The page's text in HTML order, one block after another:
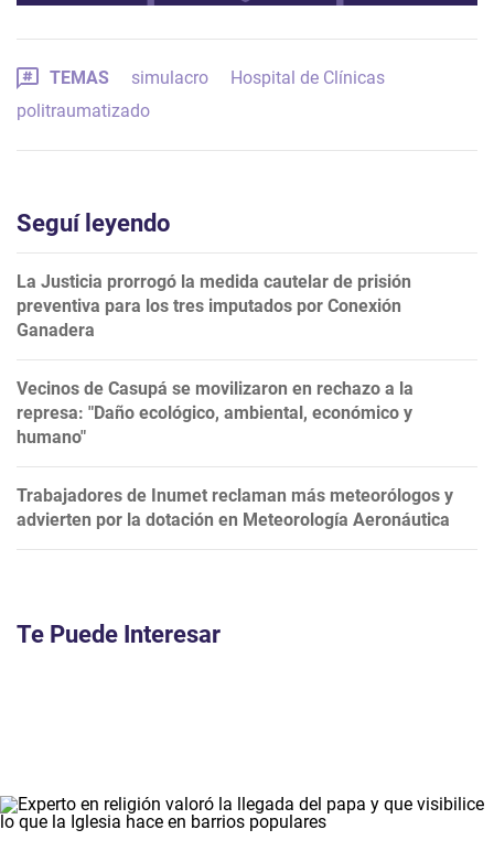
TEMAS simulacro
Hospital de Clínicas
politraumatizado
Seguí leyendo
La Justicia prorrogó la medida cautelar de prisión
preventiva para los tres imputados por Conexión
Ganadera
Vecinos de Casupá se movilizaron en rechazo a la
represa: "Daño ecológico, ambiental, económico y
humano"
Trabajadores de Inumet reclaman más meteorólogos y
advierten por la dotación en Meteorología Aeronáutica
Te Puede Interesar